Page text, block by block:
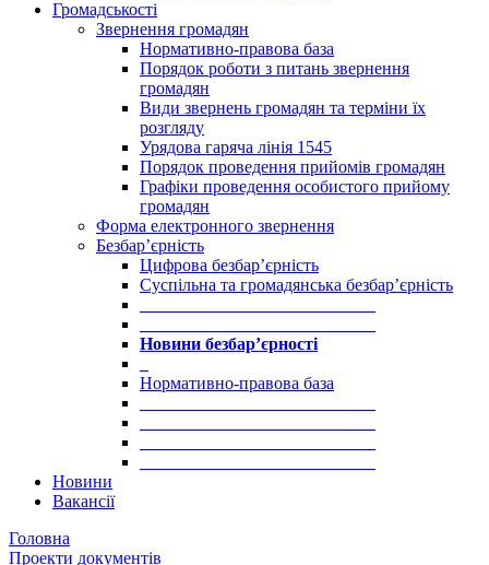
Громадськості
Звернення громадян
Нормативно-правова база
Порядок роботи з питань звернення
громадян
Види звернень громадян та терміни їх
розгляду
Урядова гаряча лінія 1545
Порядок проведення прийомів громадян
Графіки проведення особистого прийому
громадян
Форма електронного звернення
Безбар’єрність
Цифрова безбар’єрність
Суспільна та громадянська безбар’єрність
Новини безбар’єрності
Нормативно-правова база
Новини
Вакансії
Головна
Проекти документів